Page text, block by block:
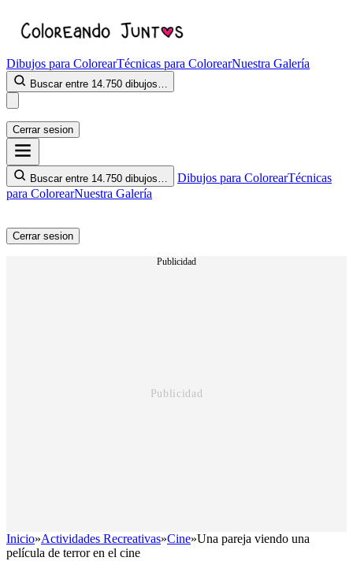
Dibujos para ColorearTécnicas para ColorearNuestra Galería
Buscar entre 14.750 dibujos…
Cerrar sesion
Buscar entre 14.750 dibujos… Dibujos para ColorearTécnicas
para ColorearNuestra Galería
Cerrar sesion
Publicidad
Inicio»Actividades Recreativas»Cine»Una pareja viendo una
película de terror en el cine